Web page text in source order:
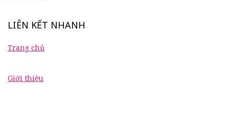
LIÊN KẾT NHANH
Trang chủ
Giới thiệu